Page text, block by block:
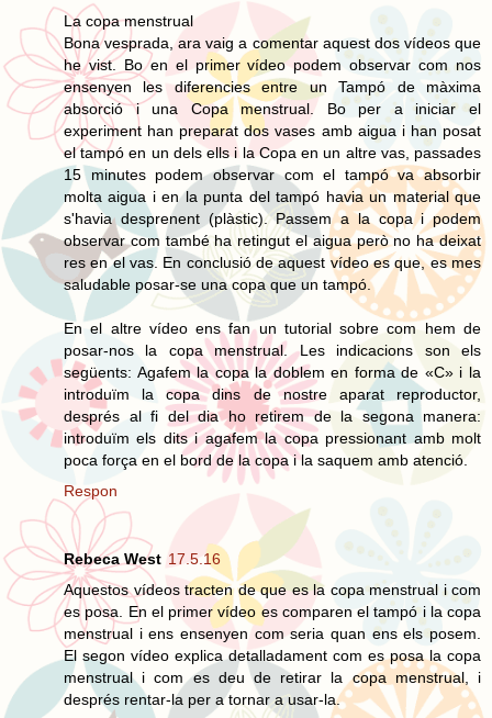
La copa menstrual
Bona vesprada, ara vaig a comentar aquest dos vídeos que
he vist. Bo en el primer vídeo podem observar com nos
ensenyen les diferencies entre un Tampó de màxima
absorció i una Copa menstrual. Bo per a iniciar el
experiment han preparat dos vases amb aigua i han posat
el tampó en un dels ells i la Copa en un altre vas, passades
15 minutes podem observar com el tampó va absorbir
molta aigua i en la punta del tampó havia un material que
s'havia desprenent (plàstic). Passem a la copa i podem
observar com també ha retingut el aigua però no ha deixat
res en el vas. En conclusió de aquest vídeo es que, es mes
saludable posar-se una copa que un tampó.
En el altre vídeo ens fan un tutorial sobre com hem de
posar-nos la copa menstrual. Les indicacions son els
següents: Agafem la copa la doblem en forma de «C» i la
introduïm la copa dins de nostre aparat reproductor,
després al fi del dia ho retirem de la segona manera:
introduïm els dits i agafem la copa pressionant amb molt
poca força en el bord de la copa i la saquem amb atenció.
Respon
Rebeca West 17.5.16
Aquestos vídeos tracten de que es la copa menstrual i com
es posa. En el primer vídeo es comparen el tampó i la copa
menstrual i ens ensenyen com seria quan ens els posem.
El segon vídeo explica detalladament com es posa la copa
menstrual i com es deu de retirar la copa menstrual, i
després rentar-la per a tornar a usar-la.